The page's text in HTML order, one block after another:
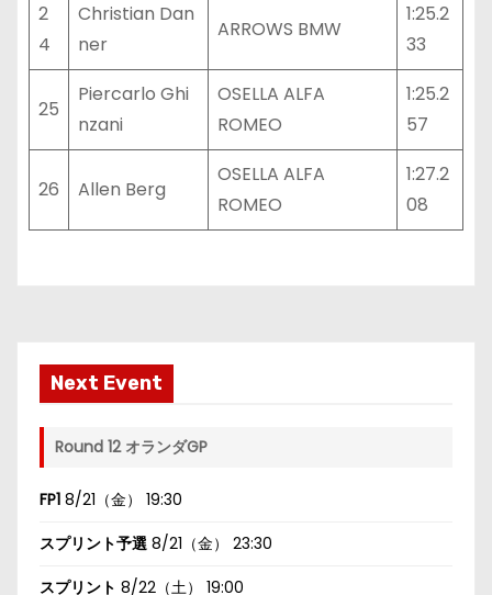
2
4
Christian Dan
ner
ARROWS BMW
1:25.2
33
25
Piercarlo Ghi
nzani
OSELLA ALFA
ROMEO
1:25.2
57
26 Allen Berg
OSELLA ALFA
ROMEO
1:27.2
08
Next Event
Round 12 オランダGP
FP1 8/21（金） 19:30
スプリント予選 8/21（金） 23:30
スプリント 8/22（土） 19:00